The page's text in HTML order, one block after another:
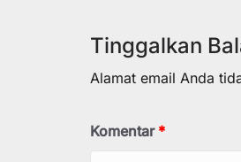
Tinggalkan
Alamat email Anda
Komentar *